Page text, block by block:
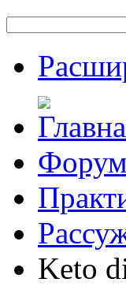
Форум
Keto